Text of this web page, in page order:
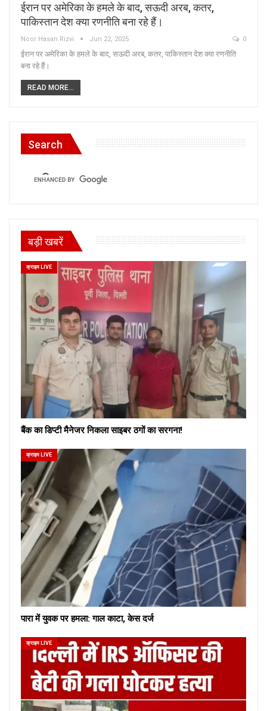
ईरान पर अमेरिका के हमले के बाद, सऊदी अरब, कतर,
पाकिस्तान देश क्या रणनीति बना रहे हैं।
Noor Hasan Rizvi Jun 22, 2025 0
ईरान पर अमेरिका के हमले के बाद, सऊदी अरब, कतर, पाकिस्तान देश क्या रणनीति
बना रहे हैं।
READ MORE...
Search
बड़ी खबरें
क्राइम LIVE
बैंक का डिप्टी मैनेजर निकला साइबर ठगों का सरगना!
क्राइम LIVE
पारा में युवक पर हमला: गाल काटा, केस दर्ज
क्राइम LIVE